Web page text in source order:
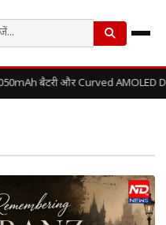
बैटरी और Curved AMOLED